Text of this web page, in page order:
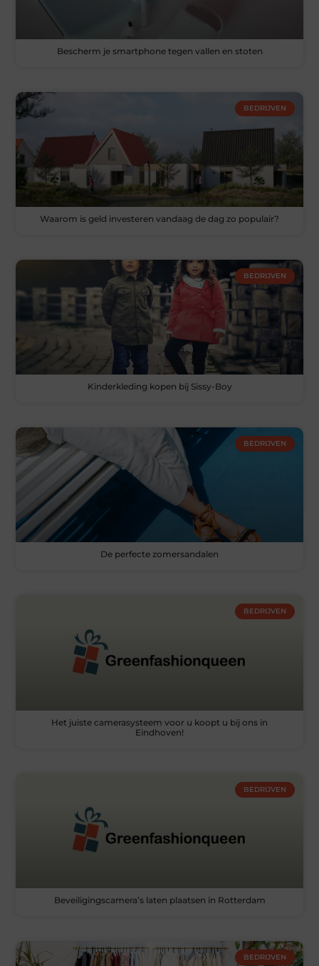
Bescherm je smartphone tegen vallen en stoten
BEDRIJVEN
Waarom is geld investeren vandaag de dag zo populair?
BEDRIJVEN
Kinderkleding kopen bij Sissy-Boy
BEDRIJVEN
De perfecte zomersandalen
BEDRIJVEN
Het juiste camerasysteem voor u koopt u bij ons in
Eindhoven!
BEDRIJVEN
Beveiligingscamera’s laten plaatsen in Rotterdam
BEDRIJVEN